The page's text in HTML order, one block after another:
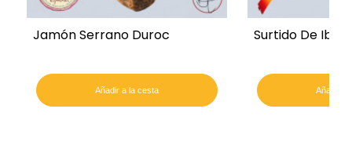
Jamón Serrano Duroc
Añadir a la cesta
Surtido De
Añadir a